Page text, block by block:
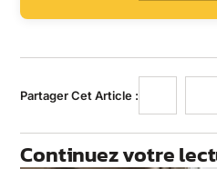
Partager Cet Article :
Continuez votre